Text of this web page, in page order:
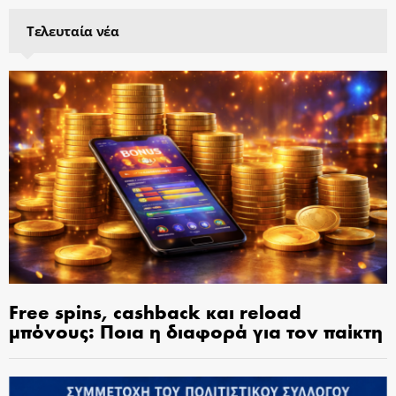
Τελευταία νέα
Free spins, cashback και reload
μπόνους: Ποια η διαφορά για τον παίκτη